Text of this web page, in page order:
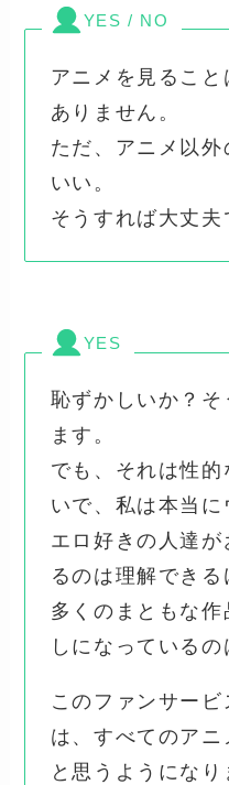
YES / NO
アニメを見るこ
ありません。
ただ、アニメ以
いい。
そうすれば大丈夫
YES
恥ずかしいか？
ます。
でも、それは性
いで、私は本当に
エロ好きの人達
るのは理解できる
多くのまともな
しになっているの
このファンサー
は、すべてのア
と思うようになり